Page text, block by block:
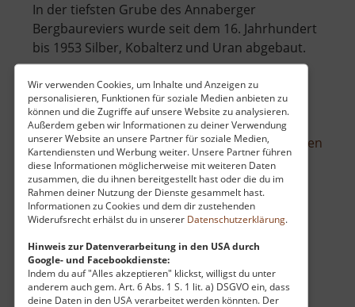
Wir verwenden Cookies, um Inhalte und Anzeigen zu
personalisieren, Funktionen für soziale Medien anbieten zu
können und die Zugriffe auf unsere Website zu analysieren.
Außerdem geben wir Informationen zu deiner Verwendung
unserer Website an unsere Partner für soziale Medien,
Kartendiensten und Werbung weiter. Unsere Partner führen
diese Informationen möglicherweise mit weiteren Daten
zusammen, die du ihnen bereitgestellt hast oder die du im
Rahmen deiner Nutzung der Dienste gesammelt hast.
Informationen zu Cookies und dem dir zustehenden
Widerufsrecht erhälst du in unserer Datenschutzerklärung.
Hinweis zur Datenverarbeitung in den USA durch
Google- und Facebookdienste:
Indem du auf "Alles akzeptieren" klickst, willigst du unter
anderem auch gem. Art. 6 Abs. 1 S. 1 lit. a) DSGVO ein, dass
deine Daten in den USA verarbeitet werden könnten. Der
In der tiefsten Grube des Annaberger
Bergbaureviers wurde seit dem 16. Jahrhundert
bis 1953 Silber, Kobalterz und Uran abgebaut.
Um 1500 begann man mit dem "St. Annen
Stollen", welcher der heutige Markus-Röhling-
Stolln ist. Den Haupterzgang entdeckte man
1733. Dort erfolgte der Abbau bis .. »weiterlesen
Fundgrube St Briccius
Mittleres Erzgebirge
aktuell vom 12.04.2026 / Zugriffe: 29749
5 km vom aktuellen Standort